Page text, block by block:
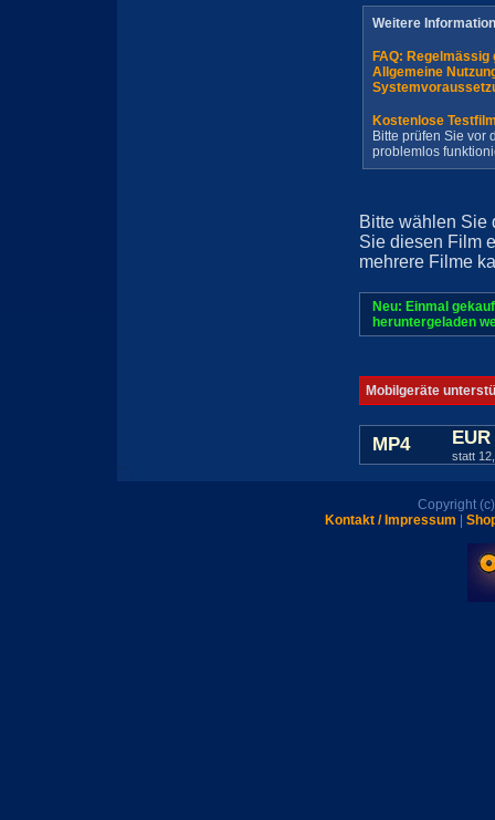
Weitere
FAQ:
Allgemeine
Kostenlose
Bitte prüfen Sie vor
problemlos
Bitte wählen Sie
Sie diesen Film
mehrere Filme
Neu: Einmal
heruntergeladen
Mobilgeräte
MP4
statt
Copyright
Kontakt / Impressum